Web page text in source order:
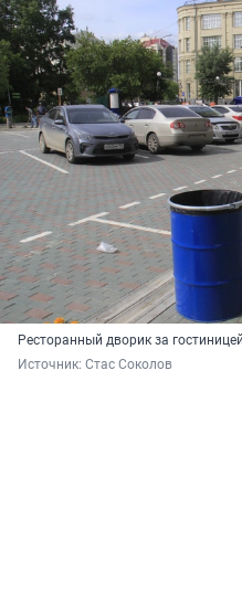
Ресторанный дворик за
Источник: Стас Соколов